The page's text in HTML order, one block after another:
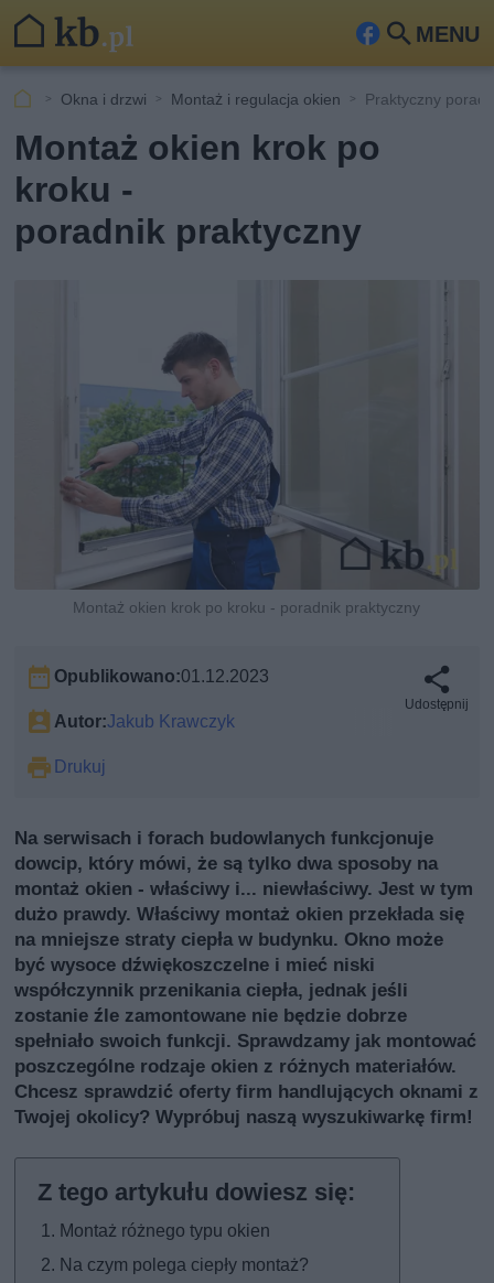
MENU
Fa
ook
Szu
kaj
Okna i drzwi Montaż i regulacja okien Praktyczny
Montaż okien krok po
kroku -
poradnik praktyczny
Montaż okien krok po kroku - poradnik praktyczny
Opublikowano:01.12.2023
Autor:Jakub Krawczyk
Drukuj
Udostępnij
Na serwisach i forach budowlanych funkcjonuje
dowcip, który mówi, że są tylko dwa sposoby na
montaż okien - właściwy i... niewłaściwy. Jest w tym
dużo prawdy. Właściwy montaż okien przekłada się
na mniejsze straty ciepła w budynku. Okno może
być wysoce dźwiękoszczelne i mieć niski
współczynnik przenikania ciepła, jednak jeśli
zostanie źle zamontowane nie będzie dobrze
spełniało swoich funkcji. Sprawdzamy jak montować
poszczególne rodzaje okien z różnych materiałów.
Chcesz sprawdzić oferty firm handlujących oknami z
Twojej okolicy?Wypróbuj naszą wyszukiwarkę firm!
Montaż różnego typu okien
Na czym polega ciepły montaż?